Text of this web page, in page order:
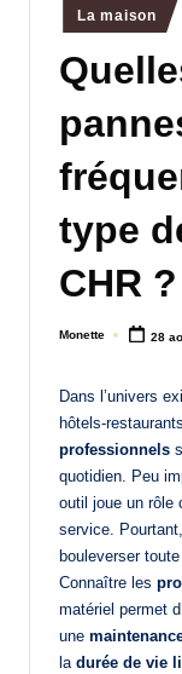
Posted
in
La maison
type
CHR ?
Posted
Monette 28
Dans l’univers
hôtels-
professionnels
quotidien. Peu
outil joue un rôle
service.
bouleverser
Connaître les
matériel permet
une
la durée de vie